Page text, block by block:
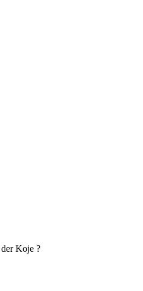
Koje ?